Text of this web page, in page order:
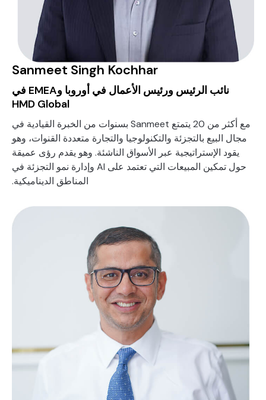
Sanmeet Singh Kochhar
نائب الرئيس ورئيس الأعمال في أوروبا وEMEA في
HMD Global
مع أكثر من 20 يتمتع Sanmeet بسنوات من الخبرة القيادية في
مجال البيع بالتجزئة والتكنولوجيا والتجارة متعددة القنوات، وهو
يقود الإستراتيجية عبر الأسواق الناشئة. وهو يقدم رؤى عميقة
حول تمكين المبيعات التي تعتمد على AI وإدارة نمو التجزئة في
المناطق الديناميكية.